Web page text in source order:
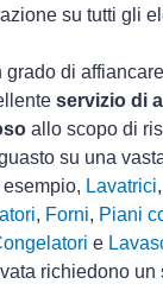
su tutti gli
di
servizio di
allo scopo di
su una
Lavatrici,
, Forni, Piani
e
richiedono un